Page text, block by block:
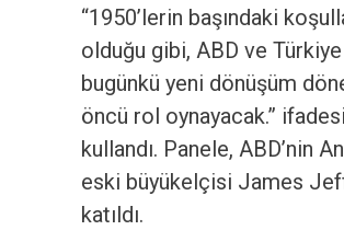
“1950’lerin başındaki
olduğu gibi, ABD ve Türkiye
bugünkü yeni dönüşüm
öncü rol oynayacak.”
kullandı. Panele, ABD’nin
eski büyükelçisi James
katıldı.